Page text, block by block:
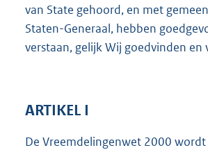
van State gehoord, en met
Staten-Generaal, hebben
verstaan, gelijk Wij goedvinden en
ARTIKEL I
De Vreemdelingenwet 2000 wordt